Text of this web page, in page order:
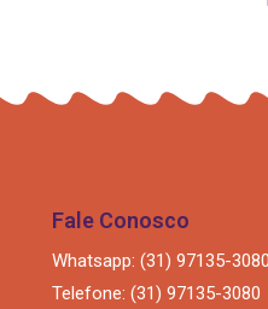
Fale Conosco
Whatsapp: (31) 97135-3080
Telefone: (31) 97135-3080